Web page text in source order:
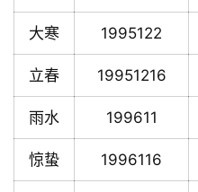
大寒 1995122
立春 19951216
雨水 199611
惊蛰 1996116